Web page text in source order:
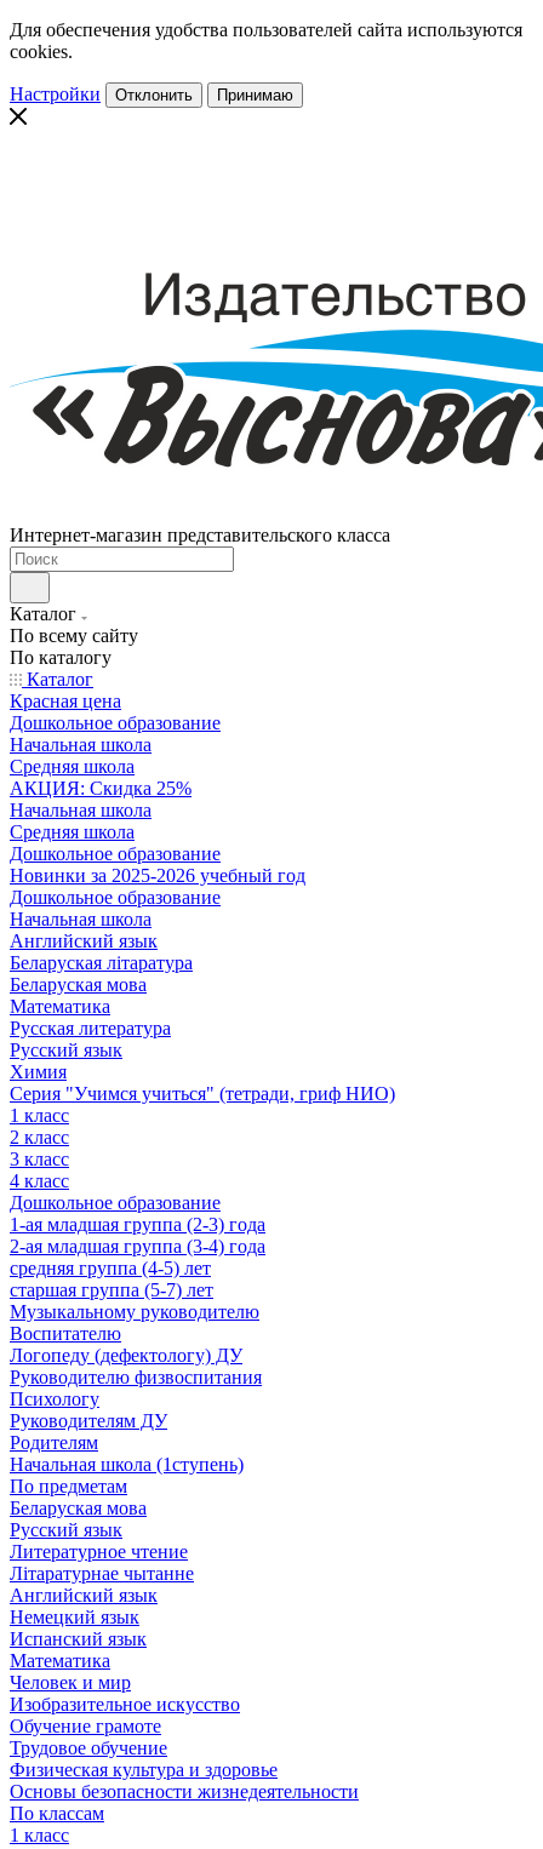
Для обеспечения удобства пользователей сайта используются
cookies.
Настройки Отклонить Принимаю
Интернет-магазин представительского класса
Каталог
По всему сайту
По каталогу
Каталог
Красная цена
Дошкольное образование
Начальная школа
Средняя школа
АКЦИЯ: Скидка 25%
Начальная школа
Средняя школа
Дошкольное образование
Новинки за 2025-2026 учебный год
Дошкольное образование
Начальная школа
Английский язык
Беларуская літаратура
Беларуская мова
Математика
Русская литература
Русский язык
Химия
Серия "Учимся учиться" (тетради, гриф НИО)
1 класс
2 класс
3 класс
4 класс
Дошкольное образование
1-ая младшая группа (2-3) года
2-ая младшая группа (3-4) года
средняя группа (4-5) лет
старшая группа (5-7) лет
Музыкальному руководителю
Воспитателю
Логопеду (дефектологу) ДУ
Руководителю физвоспитания
Психологу
Руководителям ДУ
Родителям
Начальная школа (1ступень)
По предметам
Беларуская мова
Русский язык
Литературное чтение
Літаратурнае чытанне
Английский язык
Немецкий язык
Испанский язык
Математика
Человек и мир
Изобразительное искусство
Обучение грамоте
Трудовое обучение
Физическая культура и здоровье
Основы безопасности жизнедеятельности
По классам
1 класс